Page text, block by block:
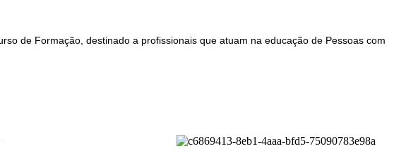
de Formação, destinado a profissionais que atuam na educação de Pessoas com